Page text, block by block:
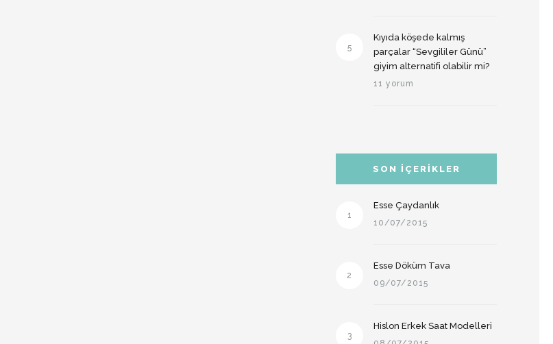
5
Kıyıda köşede kalmış
parçalar “Sevgililer Günü”
giyim alternatifi olabilir mi?
11 yorum
SON İÇERIKLER
1
Esse Çaydanlık
10/07/2015
2
Esse Döküm Tava
09/07/2015
3
Hislon Erkek Saat Modelleri